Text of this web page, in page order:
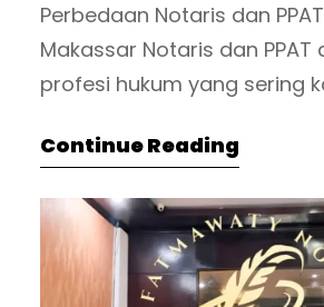
Perbedaan Notaris dan
Makassar Notaris dan
profesi hukum yang sering
keduanya memiliki
kewenangan, maupun
pengangkatan dan
apa sebenarnya
Continue Reading